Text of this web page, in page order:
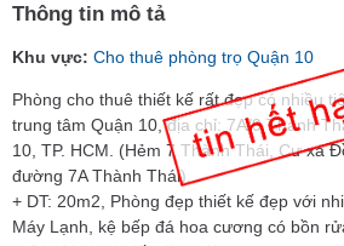
Thông tin mô tả
Khu vực: Cho thuê phòng trọ Quận 10
Phòng cho thuê thiết kế rất đẹp có nhiều
trung tâm Quận 10, địa chỉ: 7A/9 Thành
10, TP. HCM. (Hẻm 7 Thành Thái, Cư xá
đường 7A Thành Thái).
+ DT: 20m2, Phòng đẹp thiết kế đẹp với
Máy Lạnh, kệ bếp đá hoa cương có bồn